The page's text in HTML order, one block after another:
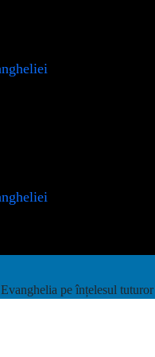
Evanghelia pe înțelesul tuturor